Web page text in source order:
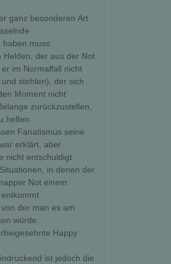
ganz besonderen Art
haben muss:
Helden, der aus der Not
im Normalfall nicht
stehlen), der sich
Moment nicht
zurückzustellen,
helfen.
Fanatismus seine
erklärt, aber
nicht entschuldigt.
in denen der
Not einem
der man es am
würde.
Happy
ist jedoch die